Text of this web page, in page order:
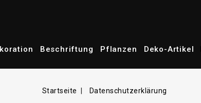
Beschriftung Pflanzen Deko-Artikel
Startseite Datenschutzerklärung